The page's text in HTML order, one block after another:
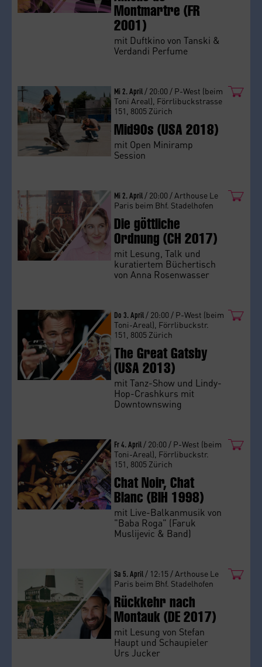
Montmartre (FR
2001)
mit Duftkino von Tanski &
Verdandi Perfume
Mi 2. April / 20:00 / P-West (beim
Toni Areal), Förrlibuckstrasse
151, 8005 Zürich
Mid90s (USA 2018)
mit Open Miniramp
Session
Mi 2. April / 20:00 / Arthouse Le
Paris beim Bhf. Stadelhofen
Die göttliche
Ordnung (CH 2017)
mit Lesung, Talk und
kuratiertem Büchertisch
von Anna Rosenwasser
Do 3. April / 20:00 / P-West (beim
Toni-Areal), Förrlibuckstr.
151, 8005 Zürich
The Great Gatsby
(USA 2013)
mit Tanz-Show und Lindy-
Hop-Crashkurs mit
Downtownswing
Fr 4. April / 20:00 / P-West (beim
Toni-Areal), Förrlibuckstr.
151, 8005 Zürich
Chat Noir, Chat
Blanc (BIH 1998)
mit Live-Balkanmusik von
"Baba Roga" (Faruk
Muslijevic & Band)
Sa 5. April / 12:15 / Arthouse Le
Paris beim Bhf. Stadelhofen
Rückkehr nach
Montauk (DE 2017)
mit Lesung von Stefan
Haupt und Schaupieler
Urs Jucker